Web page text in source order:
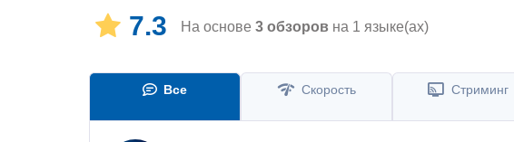
7.3 На основе 3 обзоров на 1 языке(ах)
Все Скорость Стриминг